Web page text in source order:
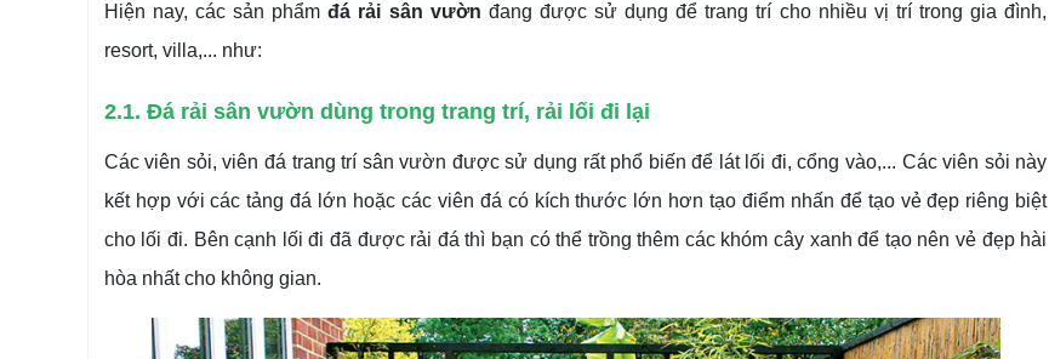
Hiện nay, các sản phẩmđá rải sân vườn đang được sử dụng để trang trí cho nhiều vị trí trong gia đình,
resort, villa,... như:
2.1. Đá rải sân vườn dùng trong trang trí, rải lối đi lại
Các viên sỏi, viên đá trang trí sân vườn được sử dụng rất phổ biến để lát lối đi, cổng vào,... Các viên sỏi này
kết hợp với các tảng đá lớn hoặc các viên đá có kích thước lớn hơn tạo điểm nhấn để tạo vẻ đẹp riêng biệt
cho lối đi. Bên cạnh lối đi đã được rải đá thì bạn có thể trồng thêm các khóm cây xanh để tạo nên vẻ đẹp hài
hòa nhất cho không gian.